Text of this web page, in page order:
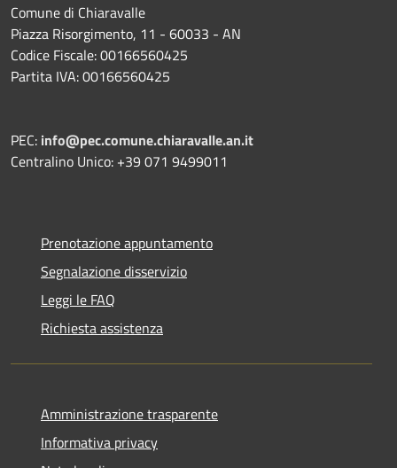
Comune di Chiaravalle
Piazza Risorgimento, 11 - 60033 - AN
Codice Fiscale: 00166560425
Partita IVA: 00166560425
PEC: info@pec.comune.chiaravalle.an.it
Centralino Unico: +39 071 9499011
Prenotazione appuntamento
Segnalazione disservizio
Leggi le FAQ
Richiesta assistenza
Amministrazione trasparente
Informativa privacy